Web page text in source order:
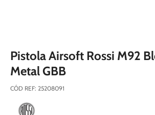
Pistola Airsoft Rossi M92
Metal GBB
CÓD REF: 25208091